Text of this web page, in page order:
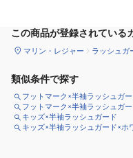
この商品が登録されている
マリン・レジャー ラッシュガ
類似条件で探す
フットマーク×半袖ラッシュガ
フットマーク×半袖ラッシュガ
キッズ×半袖ラッシュガード
キッズ×半袖ラッシュガード×ホ